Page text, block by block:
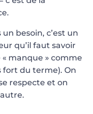
c’est un
qu’il faut savoir
« manque » comme
fort du terme). On
respecte et on